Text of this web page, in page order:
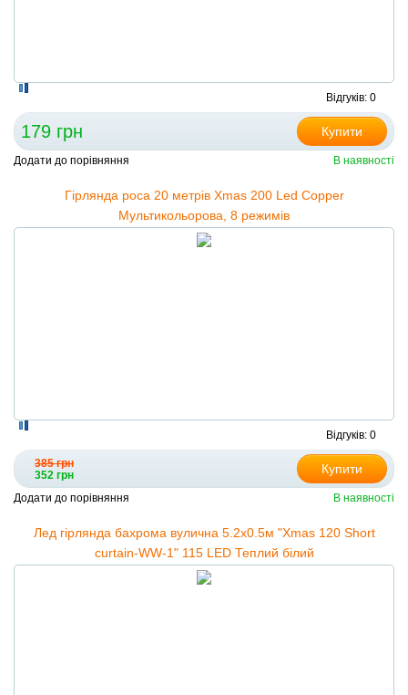
Відгуків: 0
179 грн Купити
Додати до порівняння В наявності
Гірлянда роса 20 метрів Xmas 200 Led Copper
Мультикольорова, 8 режимів
Відгуків: 0
385 грн
352 грн
Купити
Додати до порівняння В наявності
Лед гірлянда бахрома вулична 5.2х0.5м "Xmas 120 Short
curtain-WW-1" 115 LED Теплий білий